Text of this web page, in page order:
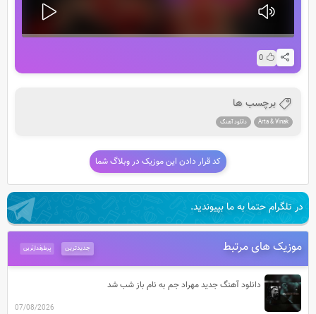
0
برچسب ها
Arta & Vinak دانلود آهنگ
کد قرار دادن این موزیک در وبلاگ شما
در تلگرام حتما به ما بپیوندید.
موزیک های مرتبط پرطرفدارترین جدیدترین
دانلود آهنگ جدید مهراد جم به نام باز شب شد
07/08/2026